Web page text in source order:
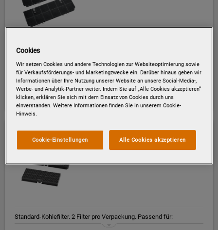
Standard-Kohlefilter. 1 Filter pro Verpackung. Passend für:
DFH8961B, DFH8661B, DPE5960M, DPK5960B, DPE5660M,
DPK5660B, DPB3940M, DPB3640M, EDF900B, EDF600B, DD5960PB,
DD5660PB, DD5960P, DD5660P, GD5960PB, GD5660PB, GD5960P,
GD5660P, DFH8661S, DFH8961S, DFH6961S, DFH6961S,
DFH6661B, DFH6961B
MCFB87
ODOURCLEAN AKTIVKOHLE-
Standard-Kohlefilter. 2 Filter pro Verpackung. Passend für:
DVK5961HB, DVK5661HB, NDV659HB, NDV656HB, EDK900B,
Cookies
Wir setzen Cookies und andere Technologien zur Websiteoptimierung sowie
für Verkaufsförderungs- und Marketingzwecke ein. Darüber hinaus geben wir
Informationen über Ihre Nutzung unserer Website an unsere Social-Media-,
Werbe- und Analytik-Partner weiter. Indem Sie auf „Alle Cookies akzeptieren“
klicken, erklären Sie sich mit dem Einsatz von Cookies durch uns
einverstanden. Weitere Informationen finden Sie in unserem Cookie-
Hinweis.
Alle Cookies akzeptieren
Cookie-Einstellungen